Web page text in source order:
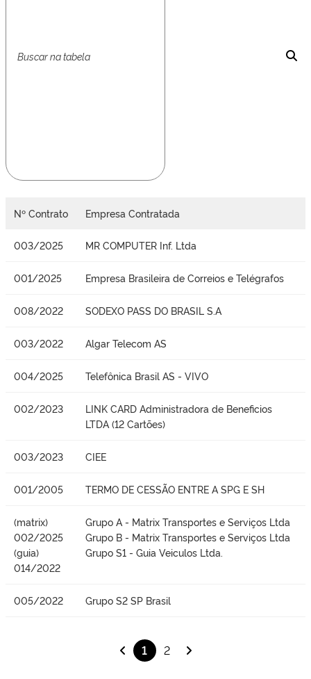
Nº Contrato Empresa Contratada
003/2025 MR COMPUTER Inf. Ltda
001/2025 Empresa Brasileira de Correios e Telégrafos
008/2022 SODEXO PASS DO BRASIL S.A
003/2022 Algar Telecom AS
004/2025 Telefônica Brasil AS - VIVO
002/2023
LINK CARD Administradora de Beneficios
LTDA (12 Cartões)
003/2023 CIEE
001/2005 TERMO DE CESSÃO ENTRE A SPG E SH
(matrix)
002/2025
(guia)
014/2022
Grupo A - Matrix Transportes e Serviços Ltda
Grupo B - Matrix Transportes e Serviços Ltda
Grupo S1 - Guia Veiculos Ltda.
005/2022 Grupo S2 SP Brasil
1 2